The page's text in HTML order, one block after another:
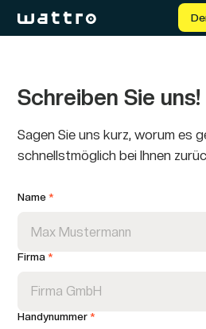
Schreiben Sie uns!
Sagen Sie uns kurz, worum es
schnellstmöglich bei Ihnen
Name*
Firma*
Handynummer*